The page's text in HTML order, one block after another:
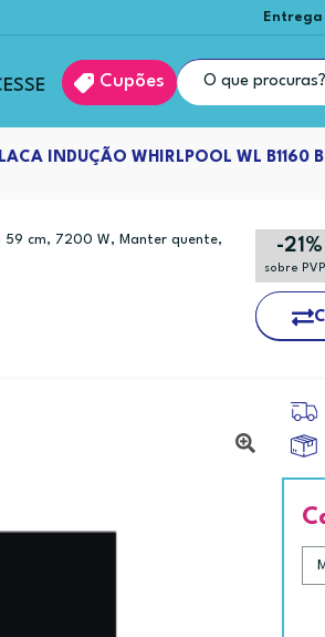
Cupões
INDUÇÃO WHIRLPOOL WL B1160
59 cm, 7200 W, Manter quente, -21%
sobre